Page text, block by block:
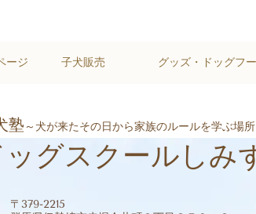
ージ 子犬販売 グッズ・ドッグフ
塾 ～犬が来たその日から家族のルールを学ぶ場所
ッグスクールしみ
〒379-2215